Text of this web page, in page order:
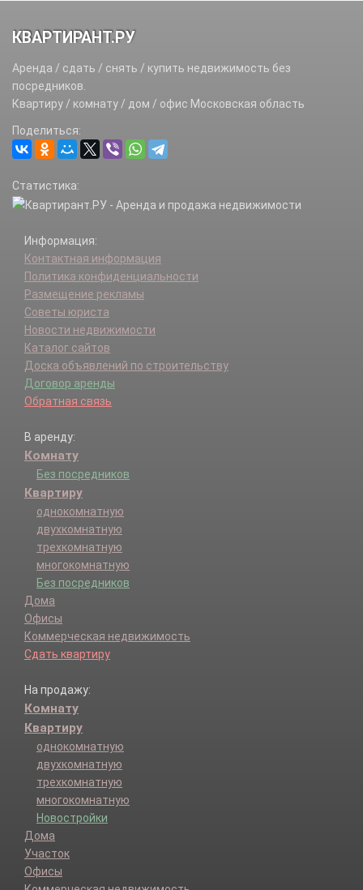
КВАРТИРАНТ.РУ
Аренда / сдать / снять / купить недвижимость без
посредников.
Квартиру / комнату / дом / офис Московская область
Поделиться:
Статистика:
Информация:
Контактная информация
Политика конфиденциальности
Размещение рекламы
Советы юриста
Новости недвижимости
Каталог сайтов
Доска объявлений по строительству
Договор аренды
Обратная связь
В аренду:
Комнату
Без посредников
Квартиру
однокомнатную
двухкомнатную
трехкомнатную
многокомнатную
Без посредников
Дома
Офисы
Коммерческая недвижимость
Сдать квартиру
На продажу:
Комнату
Квартиру
однокомнатную
двухкомнатную
трехкомнатную
многокомнатную
Новостройки
Дома
Участок
Офисы